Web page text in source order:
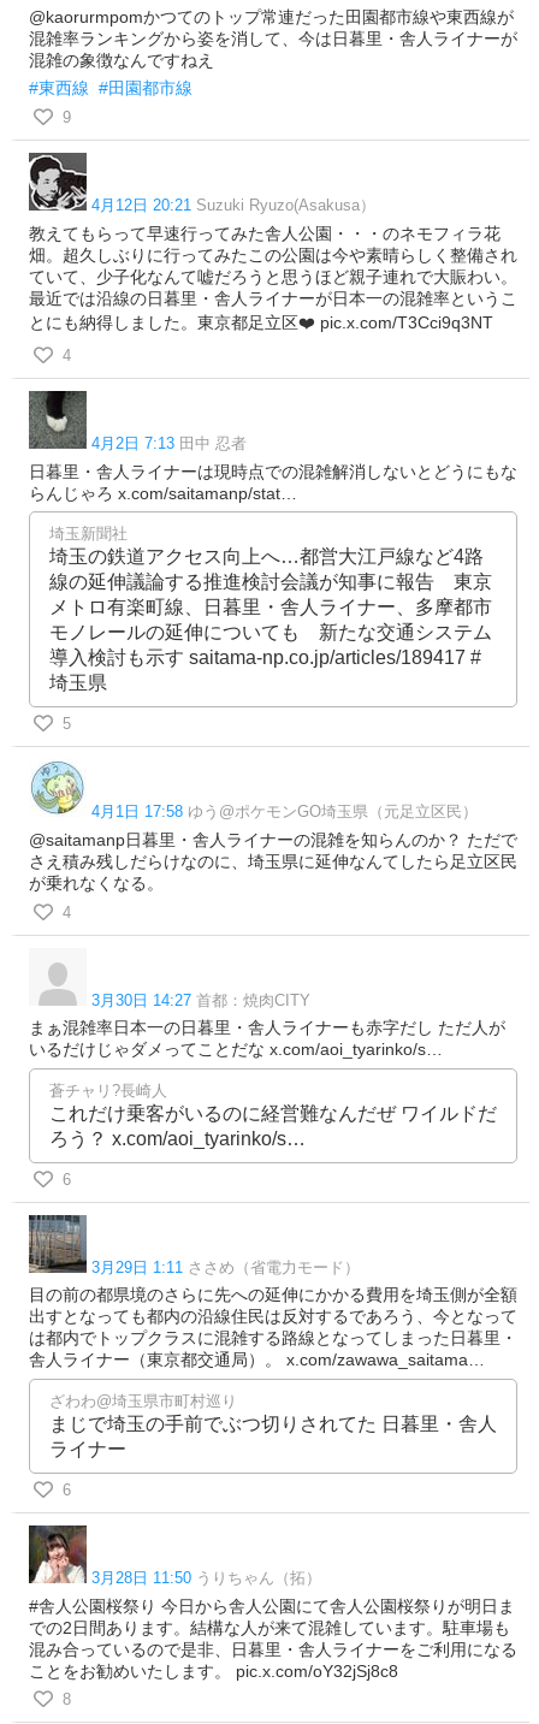
@kaorurmpomかつてのトップ常連だった田園都市線や東西線が
混雑率ランキングから姿を消して、今は日暮里・舎人ライナーが
混雑の象徴なんですねえ
#東西線 #田園都市線
9
4月12日 20:21 Suzuki Ryuzo(Asakusa）
教えてもらって早速行ってみた舎人公園・・・のネモフィラ花
畑。超久しぶりに行ってみたこの公園は今や素晴らしく整備され
ていて、少子化なんて嘘だろうと思うほど親子連れで大賑わい。
最近では沿線の日暮里・舎人ライナーが日本一の混雑率というこ
とにも納得しました。東京都足立区❤️ pic.x.com/T3Cci9q3NT
4
4月2日 7:13 田中 忍者
日暮里・舎人ライナーは現時点での混雑解消しないとどうにもな
らんじゃろ x.com/saitamanp/stat…
埼玉新聞社
埼玉の鉄道アクセス向上へ…都営大江戸線など4路
線の延伸議論する推進検討会議が知事に報告 東京
メトロ有楽町線、日暮里・舎人ライナー、多摩都市
モノレールの延伸についても 新たな交通システム
導入検討も示す saitama-np.co.jp/articles/189417 #
埼玉県
5
4月1日 17:58 ゆう@ポケモンGO埼玉県（元足立区民）
@saitamanp日暮里・舎人ライナーの混雑を知らんのか？ ただで
さえ積み残しだらけなのに、埼玉県に延伸なんてしたら足立区民
が乗れなくなる。
4
3月30日 14:27 首都：焼肉CITY
まぁ混雑率日本一の日暮里・舎人ライナーも赤字だし ただ人が
いるだけじゃダメってことだな x.com/aoi_tyarinko/s…
蒼チャリ?長崎人
これだけ乗客がいるのに経営難なんだぜ ワイルドだ
ろう？ x.com/aoi_tyarinko/s…
6
3月29日 1:11 ささめ（省電力モード）
目の前の都県境のさらに先への延伸にかかる費用を埼玉側が全額
出すとなっても都内の沿線住民は反対するであろう、今となって
は都内でトップクラスに混雑する路線となってしまった日暮里・
舎人ライナー（東京都交通局）。 x.com/zawawa_saitama…
ざわわ@埼玉県市町村巡り
まじで埼玉の手前でぶつ切りされてた 日暮里・舎人
ライナー
6
3月28日 11:50 うりちゃん（拓）
#舎人公園桜祭り 今日から舎人公園にて舎人公園桜祭りが明日ま
での2日間あります。結構な人が来て混雑しています。駐車場も
混み合っているので是非、日暮里・舎人ライナーをご利用になる
ことをお勧めいたします。 pic.x.com/oY32jSj8c8
8